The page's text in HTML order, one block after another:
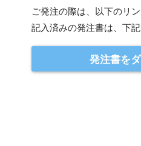
ご発注の際は、以下のリ
記入済みの発注書は、下
発注書を